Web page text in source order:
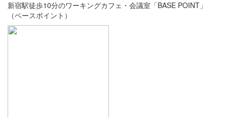
新宿駅徒歩10分のワーキングカフェ・会議室「BASE POINT」
（ベースポイント）